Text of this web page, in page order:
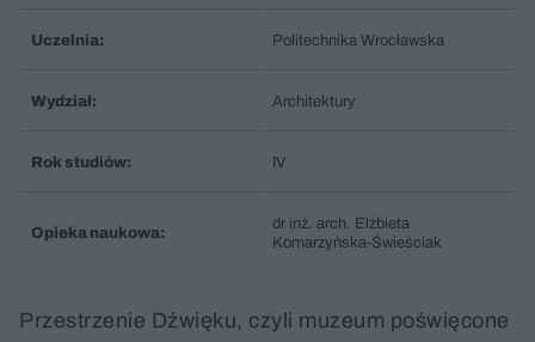
Uczelnia: Politechnika Wrocławska
Wydział: Architektury
Rok studiów: IV
Opieka naukowa:
dr inż. arch. Elżbieta
Komarzyńska-Świeściak
Przestrzenie Dźwięku, czyli muzeum poświęcone